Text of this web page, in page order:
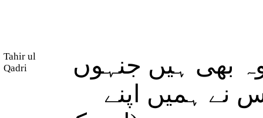
Tahir ul
Qadri
بھی ہیں جنہوں
نے ہمیں اپنے